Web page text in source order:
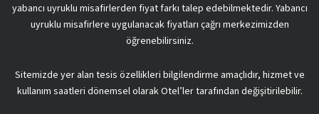
yabancı uyruklu misafirlerden fiyat farkı talep edebilmektedir. Yabancı
uyruklu misafirlere uygulanacak fiyatları çağrı merkezimizden
öğrenebilirsiniz.
Sitemizde yer alan tesis özellikleri bilgilendirme amaçlıdır, hizmet ve
kullanım saatleri dönemsel olarak Otel’ler tarafından değişitirilebilir.